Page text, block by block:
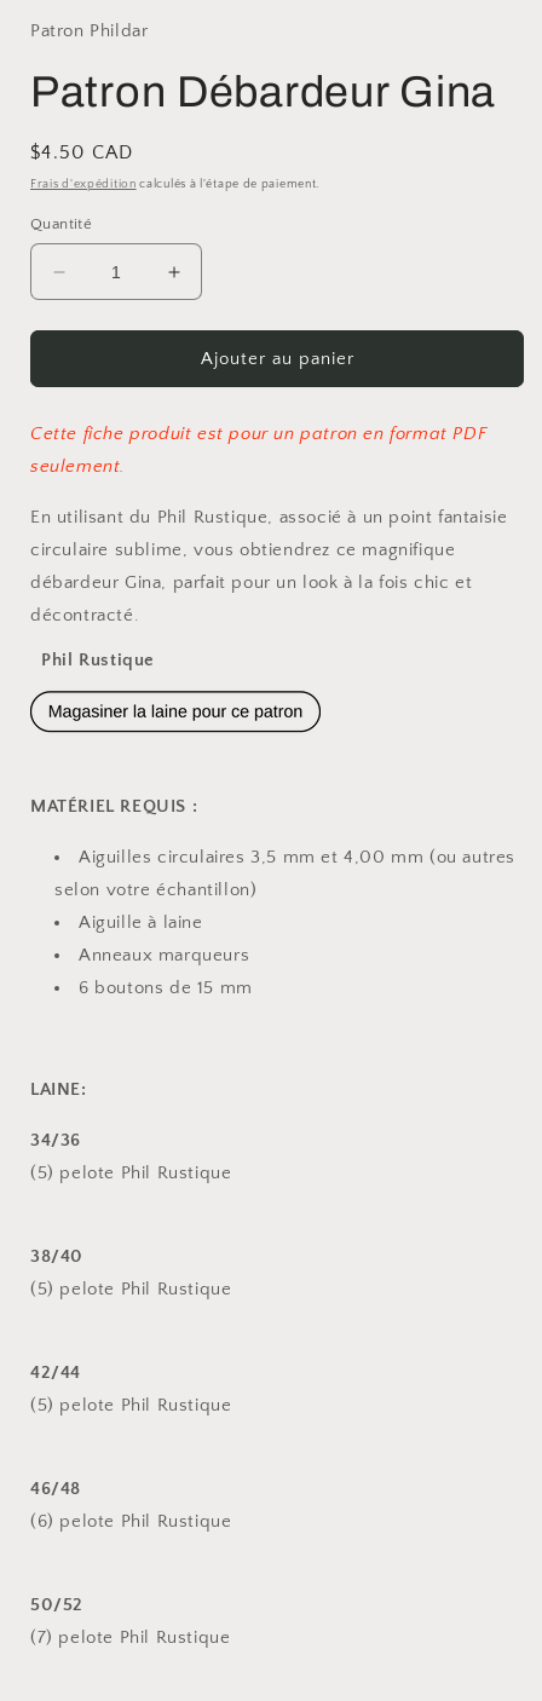
Patron Phildar
Patron Débardeur Gina
Prix
habituel
$4.50 CAD
Frais d'expédition calculés à l'étape de paiement.
Quantité
Réduire
la
quantité
Patron
Gina
Augmenter
la
quantité
Patron
Gina
Ajouter au panier
Cette fiche produit est pour un patron en format PDF
seulement.
En utilisant du Phil Rustique, associé à un point fantaisie
circulaire sublime, vous obtiendrez ce magnifique
débardeur Gina, parfait pour un look à la fois chic et
décontracté.
Phil Rustique
MATÉRIEL REQUIS :
Aiguilles circulaires 3,5 mm et 4,00 mm (ou autres
selon votre échantillon)
Aiguille à laine
Anneaux marqueurs
6 boutons de 15 mm
LAINE:
34/36
(5) pelote Phil Rustique
38/40
(5) pelote Phil Rustique
42/44
(5) pelote Phil Rustique
46/48
(6) pelote Phil Rustique
50/52
(7) pelote Phil Rustique